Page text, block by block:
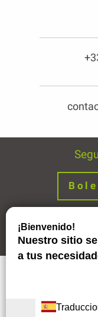
Avisos legales